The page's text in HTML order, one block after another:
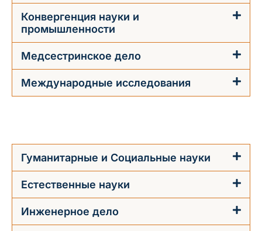
Конвергенция науки и
промышленности
Медсестринское дело
Международные исследования
Гуманитарные и Социальные науки
Естественные науки
Инженерное дело